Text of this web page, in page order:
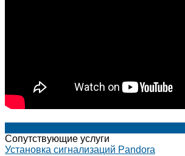
Сопутствующие услуги
Установка сигнализаций Pandora